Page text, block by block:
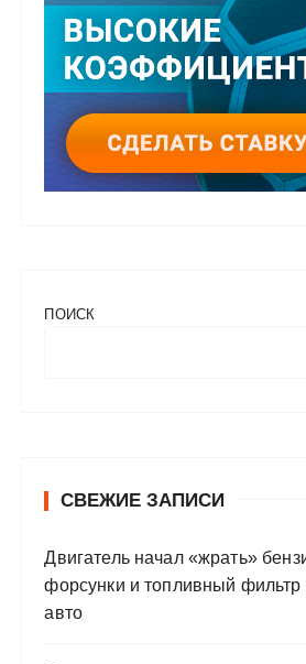
ПОИСК
СВЕЖИЕ ЗАПИСИ
Двигатель начал «жрать»
форсунки и топливный фильтр
авто